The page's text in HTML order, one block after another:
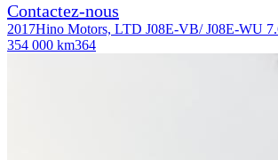
Contactez-nous
2017Hino Motors, LTD J08E-VB/ J08E-WU
354 000 km364